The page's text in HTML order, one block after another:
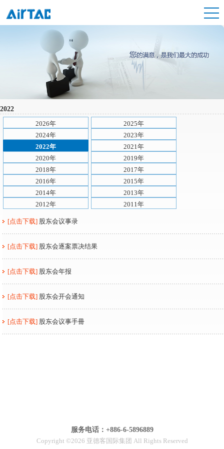
2022
2026年
2025年
2024年
2023年
2022年
2021年
2020年
2019年
2018年
2017年
2016年
2015年
2014年
2013年
2012年
2011年
[点击下载] 股东会议事录
[点击下载] 股东会逐案票决结果
[点击下载] 股东会年报
[点击下载] 股东会开会通知
[点击下载] 股东会议事手冊
服务电话：+886-6-5896889
Copyright ©2026 亚德客国际集团 All Rights Reserved